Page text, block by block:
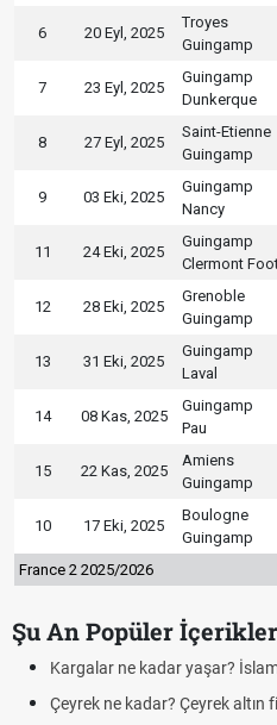
6 20 Eyl, 2025
Troyes
Guingamp
7 23 Eyl, 2025
Guingamp
Dunkerque
8 27 Eyl, 2025
Saint-Etienne
Guingamp
9 03 Eki, 2025
Guingamp
Nancy
11 24 Eki, 2025
Guingamp
Clermont
12 28 Eki, 2025
Grenoble
Guingamp
13 31 Eki, 2025
Guingamp
Laval
14 08 Kas, 2025
Guingamp
Pau
15 22 Kas, 2025
Amiens
Guingamp
10 17 Eki, 2025
Boulogne
Guingamp
France 2 2025/2026
Şu An Popüler İçerikler
Kargalar ne kadar yaşar?
Çeyrek ne kadar? Çeyrek altın